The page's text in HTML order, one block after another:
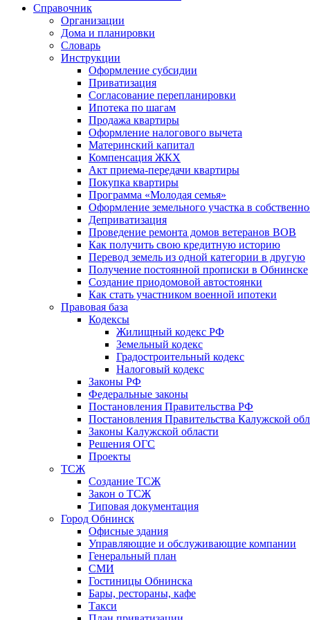
Справочник
Организации
Дома и планировки
Словарь
Инструкции
Оформление субсидии
Приватизация
Согласование перепланировки
Ипотека по шагам
Продажа квартиры
Оформление налогового вычета
Материнский капитал
Компенсация ЖКХ
Акт приема-передачи квартиры
Покупка квартиры
Программа «Молодая семья»
Оформление земельного участка в
Деприватизация
Проведение ремонта домов ветеранов ВОВ
Как получить свою кредитную историю
Перевод земель из одной категории в другую
Получение постоянной прописки в Обнинске
Создание приодомовой автостоянки
Как стать участником военной ипотеки
Правовая база
Кодексы
Жилищный кодекс РФ
Земельный кодекс
Градостроительный кодекс
Налоговый кодекс
Законы РФ
Федеральные законы
Постановления Правительства РФ
Постановления Правительства Калужской
Законы Калужской области
Решения ОГС
Проекты
ТСЖ
Создание ТСЖ
Закон о ТСЖ
Типовая документация
Город Обнинск
Офисные здания
Управляющие и обслуживающие компании
Генеральный план
СМИ
Гостиницы Обнинска
Бары, рестораны, кафе
Такси